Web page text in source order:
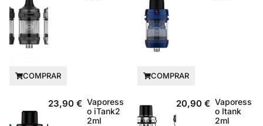
COMPRAR COMPRAR
23,90 € Vaporess
o iTank2
2ml
20,90 € Vaporess
o Itank
2ml